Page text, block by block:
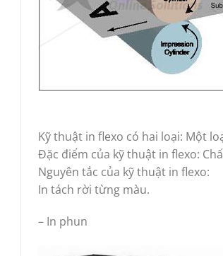
Kỹ thuật in flexo có hai loại: Một
Đặc điểm của kỹ thuật in flexo:
Nguyên tắc của kỹ thuật in flexo:
In tách rời từng màu.
– In phun